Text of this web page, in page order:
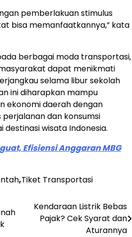
pemberlakuan stimulus
bisa memanfaatkannya,” kata
berbagai moda transportasi,
dapat menikmati
selama libur sekolah
ini diharapkan mampu
ekonomi daerah dengan
dan konsumsi
wisata Indonesia.
Efisiensi Anggaran MBG
,Tiket Transportasi
Kendaraan Listrik Bebas
Pajak? Cek Syarat dan
Aturannya